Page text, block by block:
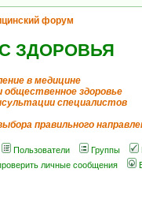
форум
ЗДОРОВЬЯ
в медицине
общественное здоровье
специалистов
правильного
Пользователи Группы
личные сообщения